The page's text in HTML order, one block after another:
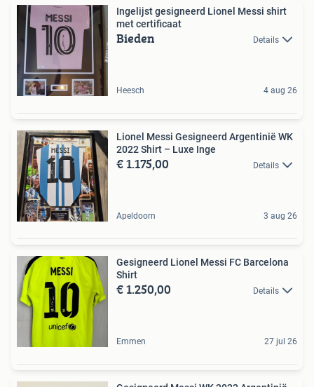
Ingelijst gesigneerd Lionel Messi shirt
met certificaat
Bieden Details
Heesch 4 aug 26
Lionel Messi Gesigneerd Argentinië WK
2022 Shirt – Luxe Inge
€ 1.175,00 Details
Apeldoorn 3 aug 26
Gesigneerd Lionel Messi FC Barcelona
Shirt
€ 1.250,00 Details
Emmen 27 jul 26